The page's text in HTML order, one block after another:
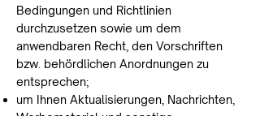
Bedingungen und Richtlinien
durchzusetzen sowie um dem
anwendbaren Recht, den Vorschriften
bzw. behördlichen Anordnungen zu
entsprechen;
um Ihnen Aktualisierungen, Nachrichten,